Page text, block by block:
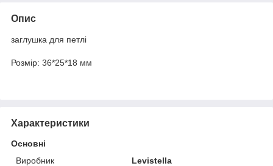
Опис
заглушка для петлі
Розмір: 36*25*18 мм
Характеристики
Основні
Виробник
Levistella